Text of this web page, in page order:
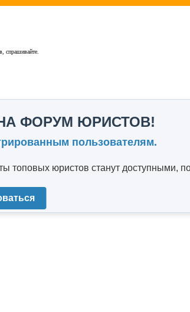
спрашивайте.
ФОРУМ ЮРИСТОВ!
пользователям.
топовых юристов станут доступными,